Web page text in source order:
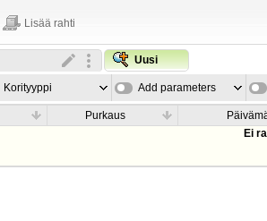
Lisää rahti
Uusi
Korityyppi Add parameters
Purkaus
Ei